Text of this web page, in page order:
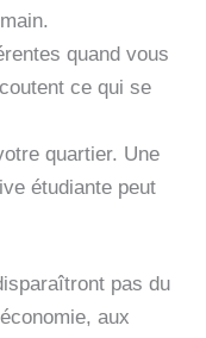
quand vous
ce qui se
quartier. Une
étudiante peut
pas du
aux